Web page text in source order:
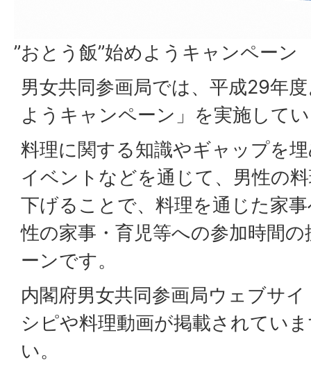
”おとう飯”始めようキャンペーン
男女共同参画局では、平成29年
ようキャンペーン」を実施して
料理に関する知識やギャップを
イベントなどを通じて、男性の
下げることで、料理を通じた家
性の家事・育児等への参加時間
ーンです。
内閣府男女共同参画局ウェブサ
シピや料理動画が掲載されてい
い。